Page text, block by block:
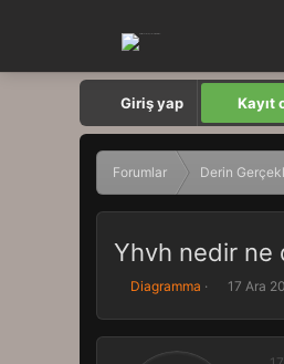
Giriş yap Kayıt
Forumlar Derin
Yhvh nedir ne
K
n
Diagramma
B
ş
17 Ara